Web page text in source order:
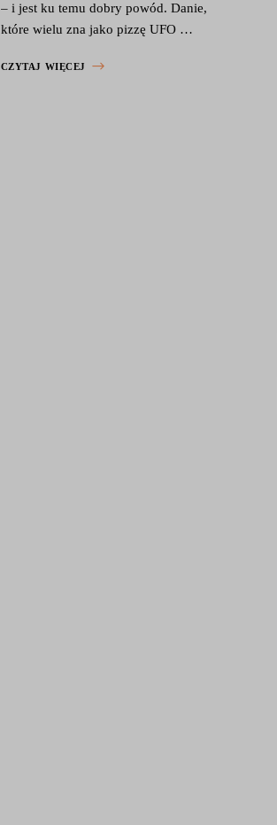
– i jest ku temu dobry powód. Danie,
które wielu zna jako pizzę UFO …
CZYTAJ WIĘCEJ